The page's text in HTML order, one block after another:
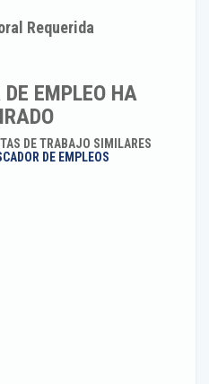
Requerida
EMPLEO HA
DE TRABAJO SIMILARES
DE EMPLEOS